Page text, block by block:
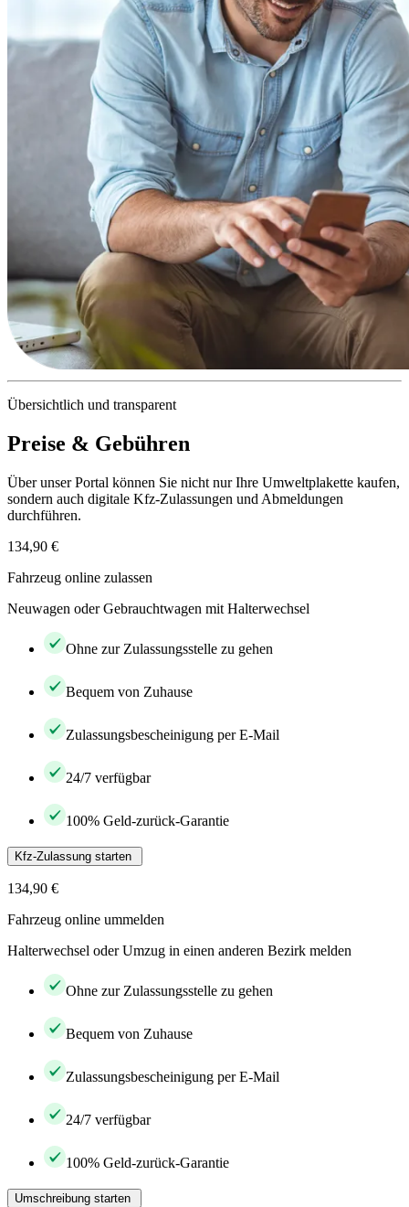
Übersichtlich und transparent
Preise & Gebühren
Über unser Portal können Sie nicht nur Ihre Umweltplakette kaufen,
sondern auch digitale Kfz-Zulassungen und Abmeldungen
durchführen.
134,90 €
Fahrzeug online zulassen
Neuwagen oder Gebrauchtwagen mit Halterwechsel
Ohne zur Zulassungsstelle zu gehen
Bequem von Zuhause
Zulassungsbescheinigung per E-Mail
24/7 verfügbar
100% Geld-zurück-Garantie
Kfz-Zulassung starten
134,90 €
Fahrzeug online ummelden
Halterwechsel oder Umzug in einen anderen Bezirk melden
Ohne zur Zulassungsstelle zu gehen
Bequem von Zuhause
Zulassungsbescheinigung per E-Mail
24/7 verfügbar
100% Geld-zurück-Garantie
Umschreibung starten